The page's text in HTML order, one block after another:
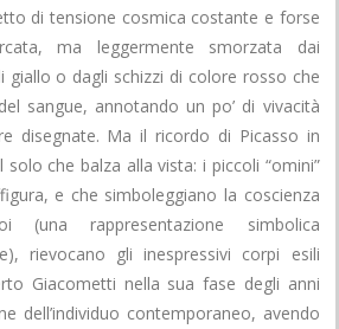
di tensione cosmica costante e forse
ma leggermente smorzata dai
giallo o dagli schizzi di colore rosso che
sangue, annotando un po’ di vivacità
disegnate. Ma il ricordo di Picasso in
che balza alla vista: i piccoli “omini”
e che simboleggiano la coscienza
rappresentazione simbolica
rievocano gli inespressivi corpi esili
Giacometti nella sua fase degli anni
dell’individuo contemporaneo, avendo